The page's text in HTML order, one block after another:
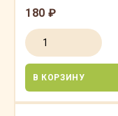
180 ₽
В КОРЗИНУ